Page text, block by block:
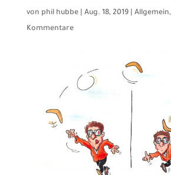
von phil hubbe| Aug. 18, 2019| Allgemein,
Kommentare